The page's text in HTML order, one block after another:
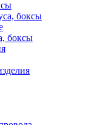
боксы
боксы